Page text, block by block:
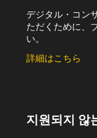
デジタル・コン
ただくために、
い。
詳細はこちら
지원되지 않